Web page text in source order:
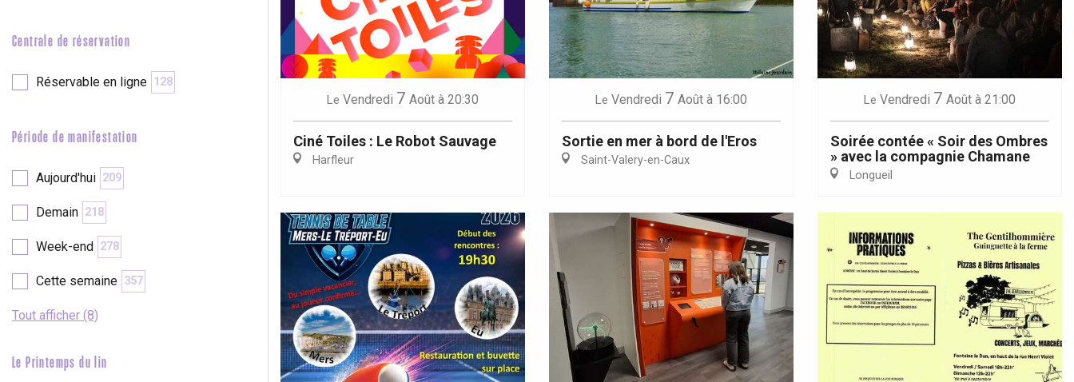
Seine
Duclair
Forges-les-Eaux
Neufchâtel-en-Bray
Paris 1h30
Centrale de réservation
Réservable en ligne 128
Période de manifestation
Aujourd'hui 209
Demain 218
Week-end 278
Cette semaine 357
Tout afficher (8)
Le Printemps du lin
Le Vendredi 7 Août à 20:30
Ciné Toiles : Le Robot Sauvage
Harfleur
Le Vendredi 7 Août à 16:00
Sortie en mer à bord de l'Eros
Saint-Valery-en-Caux
Le Vendredi 7 Août à 21:00
Soirée contée « Soir des Ombres
» avec la compagnie Chamane
Longueil